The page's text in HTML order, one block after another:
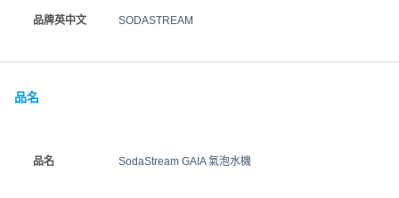
品牌英中文 SODASTREAM
品名
品名 SodaStream GAIA 氣泡水機